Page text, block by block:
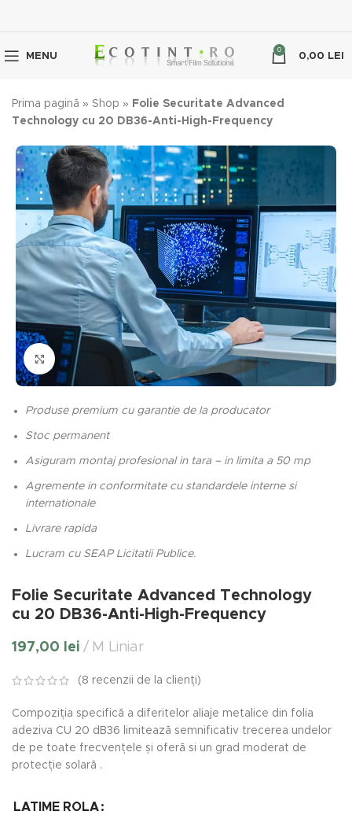
MENU
0
0,00 LEI
Prima pagină » Shop » Folie Securitate Advanced
Technology cu 20 DB36-Anti-High-Frequency
Click to enlarge
Produse premium cu garantie de la producator
Stoc permanent
Asiguram montaj profesional in tara – in limita a 50 mp
Agremente in conformitate cu standardele interne si
internationale
Livrare rapida
Lucram cu SEAP Licitatii Publice.
Folie Securitate Advanced Technology
cu 20 DB36-Anti-High-Frequency
197,00 lei M Liniar
(8 recenzii de la clienți)
Compoziția specifică a diferitelor aliaje metalice din folia
adeziva CU 20 dB36 limitează semnificativ trecerea undelor
de pe toate frecvențele și oferă si un grad moderat de
protecție solară .
LATIME ROLA